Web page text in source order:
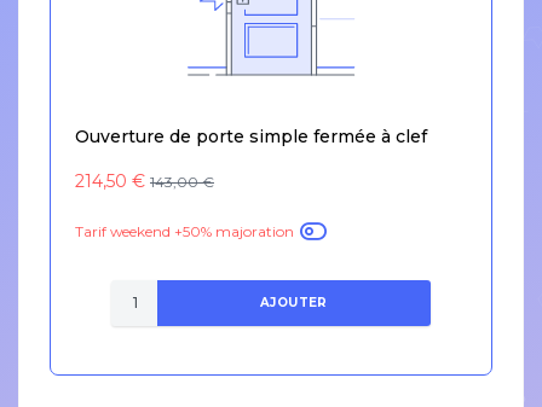
Ouverture de porte simple fermée à clef
214,50 € 143,00 €
Tarif weekend +50% majoration
AJOUTER